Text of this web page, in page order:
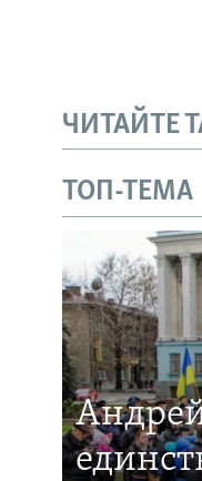
ЧИТАЙТЕ
ТОП-ТЕМА